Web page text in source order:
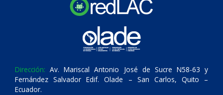
Dirección: Av. Mariscal Antonio José de Sucre N58-63 y
Fernández Salvador Edif. Olade – San Carlos, Quito –
Ecuador.